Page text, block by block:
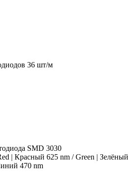
36 шт/м
SMD 3030
| Красный 625 nm / Green | Зелёный
470 nm